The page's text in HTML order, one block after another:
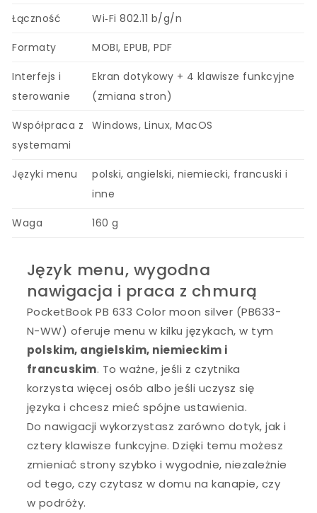
Łączność Wi‑Fi 802.11 b/g/n
Formaty MOBI, EPUB, PDF
Interfejs i
sterowanie
Ekran dotykowy + 4 klawisze funkcyjne
(zmiana stron)
Współpraca z
systemami
Windows, Linux, MacOS
Języki menu
polski, angielski, niemiecki, francuski i
inne
Waga 160 g
Język menu, wygodna
nawigacja i praca z chmurą
PocketBook PB 633 Color moon silver (PB633-
N-WW) oferuje menu w kilku językach, w tym
polskim, angielskim, niemieckim i
francuskim. To ważne, jeśli z czytnika
korzysta więcej osób albo jeśli uczysz się
języka i chcesz mieć spójne ustawienia.
Do nawigacji wykorzystasz zarówno dotyk, jak i
cztery klawisze funkcyjne. Dzięki temu możesz
zmieniać strony szybko i wygodnie, niezależnie
od tego, czy czytasz w domu na kanapie, czy
w podróży.